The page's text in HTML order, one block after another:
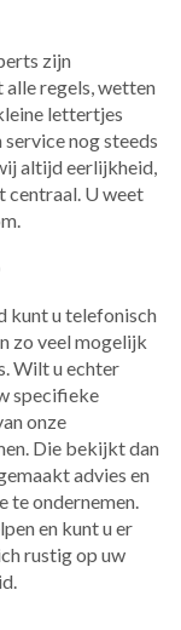
zijn
regels, wetten
lettertjes
nog steeds
altijd eerlijkheid,
centraal. U weet
kunt u telefonisch
zo veel mogelijk
Wilt u echter
specifieke
onze
Die bekijkt dan
advies en
te ondernemen.
en kunt u er
rustig op uw